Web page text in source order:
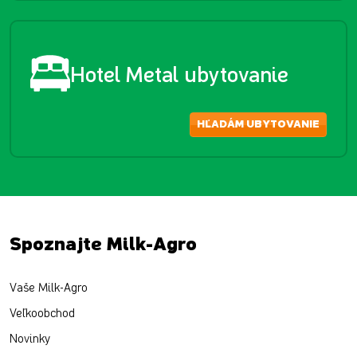
Hotel Metal ubytovanie
HĽADÁM UBYTOVANIE
Spoznajte Milk-Agro
Vaše Milk-Agro
Veľkoobchod
Novinky